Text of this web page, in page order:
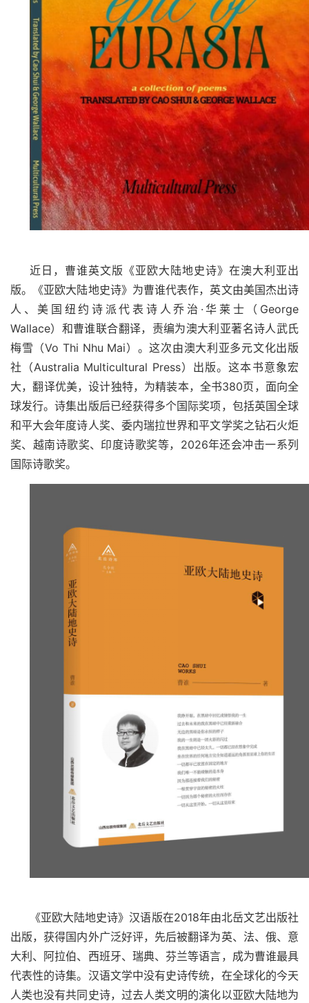
近日，曹谁英文版《亚欧大陆地史诗》在澳大利亚出
版。《亚欧大陆地史诗》为曹谁代表作，英文由美国杰出诗
人、美国纽约诗派代表诗人乔治 ·华莱士（ George
Wallace）和曹谁联合翻译，责编为澳大利亚著名诗人武氏
梅雪（Vo Thi Nhu Mai）。这次由澳大利亚多元文化出版
社（Australia Multicultural Press）出版。这本书意象宏
大，翻译优美，设计独特，为精装本，全书380页，面向全
球发行。诗集出版后已经获得多个国际奖项，包括英国全球
和平大会年度诗人奖、委内瑞拉世界和平文学奖之钻石火炬
奖、越南诗歌奖、印度诗歌奖等， 2026年还会冲击一系列
国际诗歌奖。
《亚欧大陆地史诗》汉语版在2018年由北岳文艺出版社
出版，获得国内外广泛好评，先后被翻译为英、法、俄、意
大利、阿拉伯、西班牙、瑞典、芬兰等语言，成为曹谁最具
代表性的诗集。汉语文学中没有史诗传统，在全球化的今天
人类也没有共同史诗，过去人类文明的演化以亚欧大陆地为